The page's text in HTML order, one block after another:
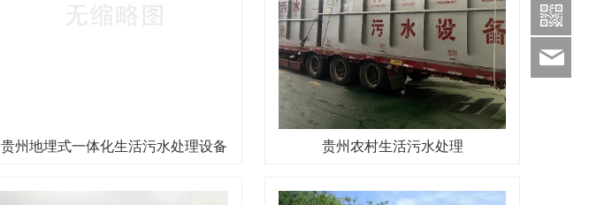
贵州地埋式一体化生活污水处理设备 贵州农村生活污水处理